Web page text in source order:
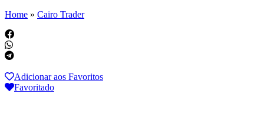
Home » Cairo Trader
Adicionar aos Favoritos
Favoritado